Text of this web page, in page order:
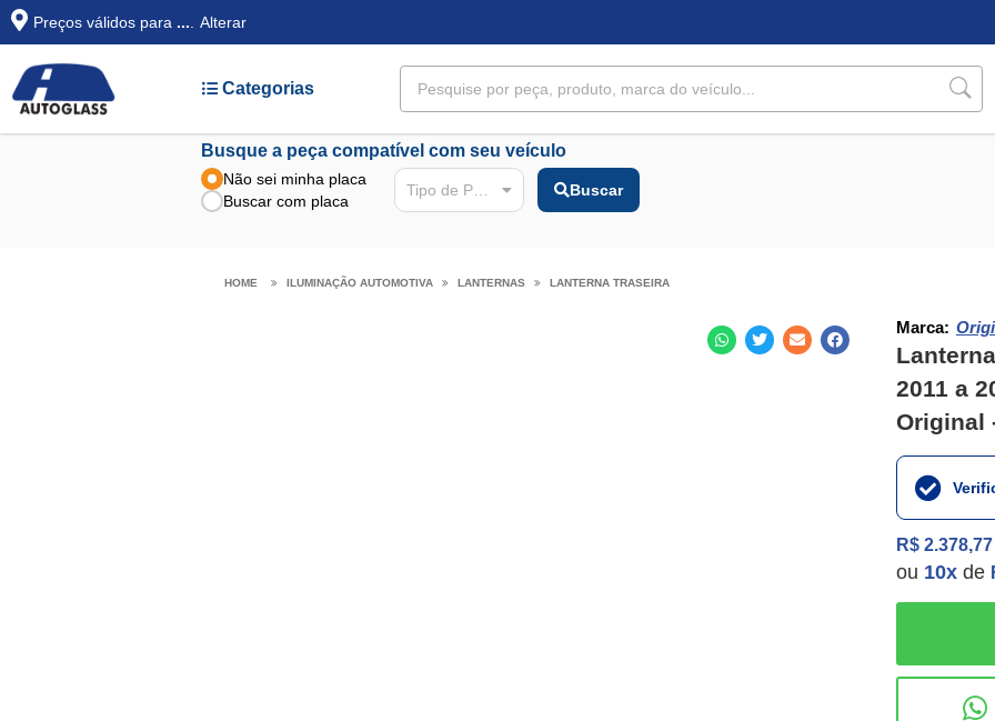
Preços válidos para ... Alterar
Categorias
Busque a peça compatível com seu veículo
Não sei minha placa
Buscar com placa
Tipo de Peça Buscar
ILUMINAÇÃO AUTOMOTIVA LANTERNAS LANTERNA TRASEIRA
Marca:
2011 a
Original
R$ 2.378,77
ou 10x de